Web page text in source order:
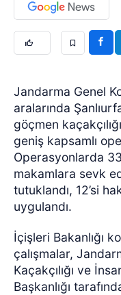
Jandarma Genel
aralarında
göçmen
geniş kapsamlı
Operasyonlarda
makamlara sevk
tutuklandı, 12’si
uygulandı.
İçişleri Bakanlığı
çalışmalar,
Kaçakçılığı ve
Başkanlığı